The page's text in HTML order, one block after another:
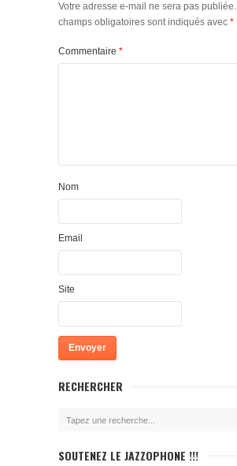
Votre adresse e-mail ne sera pas publiée.
champs obligatoires sont indiqués avec *
Commentaire *
Nom
Email
Site
RECHERCHER
SOUTENEZ LE JAZZOPHONE !!!